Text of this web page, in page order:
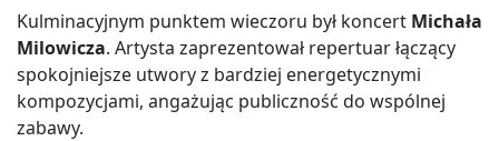
Kulminacyjnym punktem wieczoru był koncert Michała
Milowicza. Artysta zaprezentował repertuar łączący
spokojniejsze utwory z bardziej energetycznymi
kompozycjami, angażując publiczność do wspólnej
zabawy.